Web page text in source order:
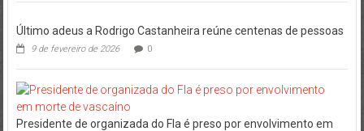
Último adeus a Rodrigo Castanheira reúne centenas de pessoas
9 de fevereiro de 2026 0
Presidente de organizada do Fla é preso por envolvimento em